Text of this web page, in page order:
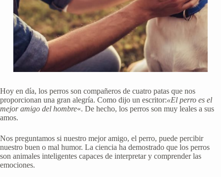
Hoy en día, los perros son compañeros de cuatro patas que nos
proporcionan una gran alegría. Como dijo un escritor:«El perro es el
mejor amigo del hombre«. De hecho, los perros son muy leales a sus
amos.
Nos preguntamos si nuestro mejor amigo, el perro, puede percibir
nuestro buen o mal humor. La ciencia ha demostrado que los perros
son animales inteligentes capaces de interpretar y comprender las
emociones.